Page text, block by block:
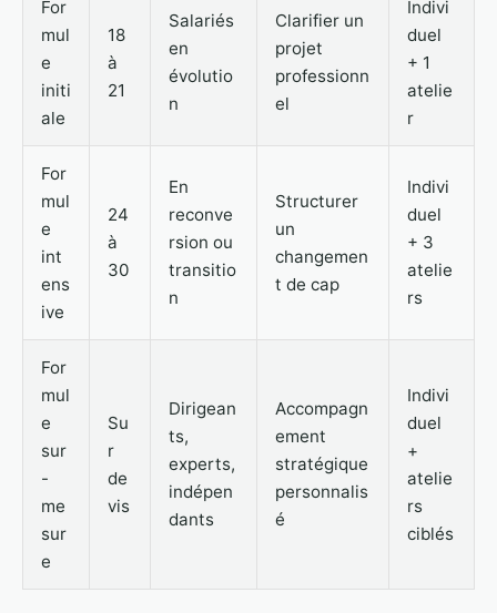
For
mul
e
initi
ale
18
à
21
Salariés
en
évolutio
n
Clarifier un
projet
professionn
el
Indivi
duel
+ 1
atelie
r
For
mul
e
int
ens
ive
24
à
30
En
reconve
rsion ou
transitio
n
Structurer
un
changemen
t de cap
Indivi
duel
+ 3
atelie
rs
For
mul
e
sur
-
me
sur
e
Su
r
de
vis
Dirigean
ts,
experts,
indépen
dants
Accompagn
ement
stratégique
personnalis
é
Indivi
duel
+
atelie
rs
ciblés